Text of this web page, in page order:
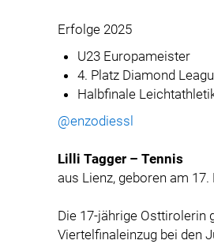
Erfolge 2025
U23 Europameister
4. Platz Diamond
Halbfinale
@enzodiessl
Lilli Tagger – Tennis
aus Lienz, geboren am 17.
Die 17-jährige Osttirolerin
Viertelfinaleinzug bei den